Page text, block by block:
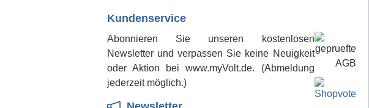
Drehregler kann
individuell
können separat
werden
Kundenservice
Abonnieren Sie unseren kostenlosen
Newsletter und verpassen Sie keine Neuigkeit
oder Aktion bei www.myVolt.de. (Abmeldung
jederzeit möglich.)